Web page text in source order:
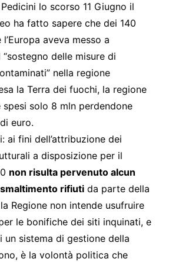
lo scorso 11 Giugno il
ha fatto sapere che dei 140
aveva messo a
delle misure di
nella regione
la Terra dei fuochi, la regione
spesi solo 8 mln perdendone
euro.
ai fini dell’attribuzione dei
a disposizione per il
non risulta pervenuto alcun
rifiutida parte della
Regione non intende usufruire
le bonifiche dei siti inquinati, e
un sistema di gestione della
è la volontà politica che